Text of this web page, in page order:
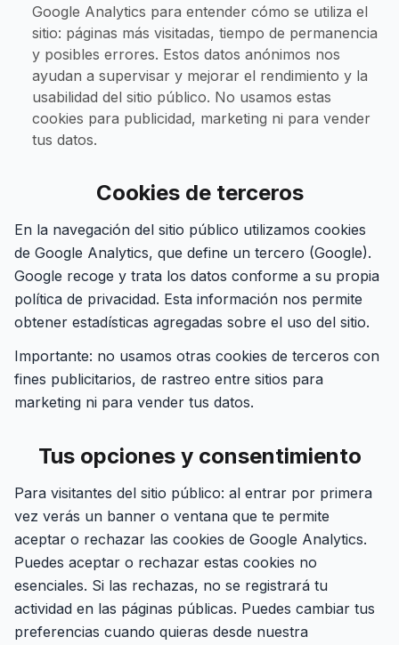
Google Analytics para entender cómo se utiliza el
sitio: páginas más visitadas, tiempo de permanencia
y posibles errores. Estos datos anónimos nos
ayudan a supervisar y mejorar el rendimiento y la
usabilidad del sitio público. No usamos estas
cookies para publicidad, marketing ni para vender
tus datos.
Cookies de terceros
En la navegación del sitio público utilizamos cookies
de Google Analytics, que define un tercero (Google).
Google recoge y trata los datos conforme a su propia
política de privacidad. Esta información nos permite
obtener estadísticas agregadas sobre el uso del sitio.
Importante: no usamos otras cookies de terceros con
fines publicitarios, de rastreo entre sitios para
marketing ni para vender tus datos.
Tus opciones y consentimiento
Para visitantes del sitio público: al entrar por primera
vez verás un banner o ventana que te permite
aceptar o rechazar las cookies de Google Analytics.
Puedes aceptar o rechazar estas cookies no
esenciales. Si las rechazas, no se registrará tu
actividad en las páginas públicas. Puedes cambiar tus
preferencias cuando quieras desde nuestra